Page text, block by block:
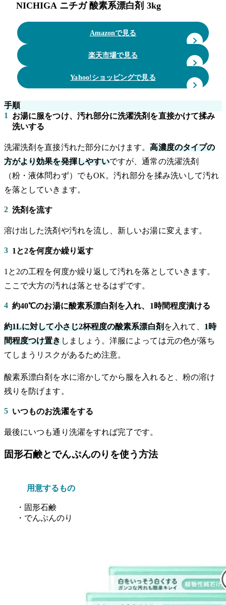
NICHIGA ニチガ 酸素系漂白剤 3kg
Amazonで見る
楽天市場で見る
Yahoo!ショッピングで見る
手順
1 お湯に服をつけ、汚れ部分に洗濯洗剤を直接かけて揉み
洗いする
洗濯洗剤を直接汚れた部分にかけます。高濃度のタイプの
方がより効果を発揮しやすいですが、通常の洗濯洗剤
（粉・液体問わず）でもOK。汚れ部分を揉み洗いして汚れ
を落としていきます。
2 洗剤を流す
溶け出した洗剤や汚れを流し、新しいお湯に変えます。
3 1と2を何度か繰り返す
1と2の工程を何度か繰り返して汚れを落としていきます。
ここで大方の汚れは落とせるはずです。
4 約40℃のお湯に酸素系漂白剤を入れ、1時間程度漬ける
約1Lに対して小さじ2杯程度の酸素系漂白剤 を入れて、1時
間程度つけ置きしましょう。洋服によっては元の色が落ち
てしまうリスクがあるため注意。
酸素系漂白剤を水に溶かしてから服を入れると、粉の溶け
残りを防げます。
5 いつものお洗濯をする
最後にいつも通り洗濯をすれば完了です。
固形石鹸とでんぷんのりを使う方法
用意するもの
・固形石鹸
・でんぷんのり